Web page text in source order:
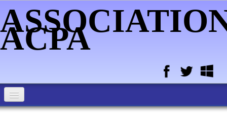
ACPA
ACCUEIL ASSOCIATION ACPA